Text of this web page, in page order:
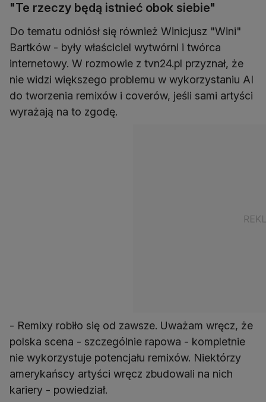
"Te rzeczy będą istnieć obok siebie"
Do tematu odniósł się również Winicjusz "Wini"
Bartków - były właściciel wytwórni i twórca
internetowy. W rozmowie z tvn24.pl przyznał, że
nie widzi większego problemu w wykorzystaniu AI
do tworzenia remixów i coverów, jeśli sami artyści
wyrażają na to zgodę.
- Remixy robiło się od zawsze. Uważam wręcz, że
polska scena - szczególnie rapowa - kompletnie
nie wykorzystuje potencjału remixów. Niektórzy
amerykańscy artyści wręcz zbudowali na nich
kariery - powiedział.